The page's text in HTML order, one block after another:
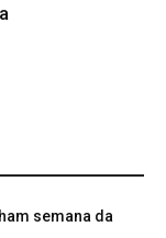
semana da